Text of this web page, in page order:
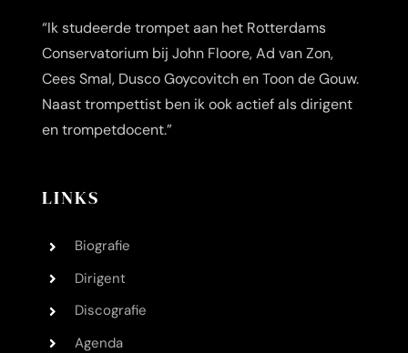
“Ik studeerde trompet aan het Rotterdams
Conservatorium bij John Floore, Ad van Zon,
Cees Smal, Dusco Goycovitch en Toon de Gouw.
Naast trompettist ben ik ook actief als dirigent
en trompetdocent.”
LINKS
Biografie
Dirigent
Discografie
Agenda